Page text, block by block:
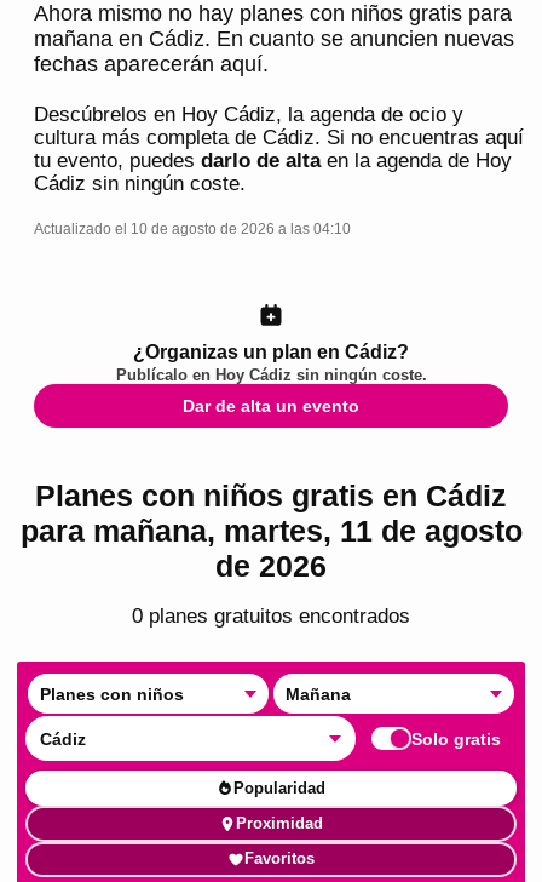
Ahora mismo no hay planes con niños gratis para
mañana en Cádiz. En cuanto se anuncien nuevas
fechas aparecerán aquí.
Descúbrelos en Hoy Cádiz, la agenda de ocio y
cultura más completa de Cádiz. Si no encuentras aquí
tu evento, puedes darlo de altaen la agenda de Hoy
Cádiz sin ningún coste.
Actualizado el 10 de agosto de 2026 a las 04:10
¿Organizas un plan en Cádiz?
Publícalo en Hoy Cádiz sin ningún coste.
Dar de alta un evento
Planes con niños gratis en Cádiz
para mañana, martes, 11 de agosto
de 2026
0 planes gratuitos encontrados
Planes con niños Mañana
Cádiz Solo gratis
Popularidad
Proximidad
Favoritos